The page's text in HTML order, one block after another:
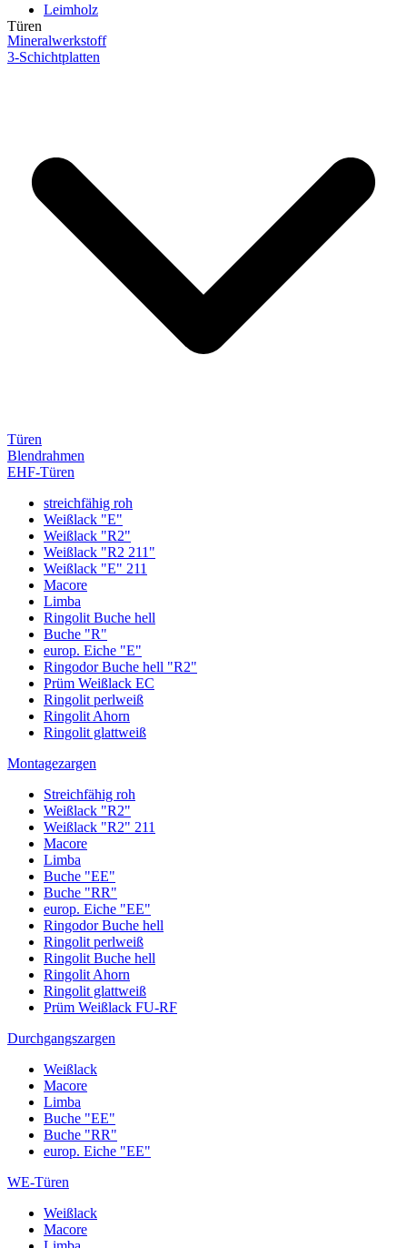
Leimholz
Mineralwerkstoff
3-Schichtplatten
Türen
Türen
Blendrahmen
EHF-Türen
streichfähig roh
Weißlack "E"
Weißlack "R2"
Weißlack "R2 211"
Weißlack "E" 211
Macore
Limba
Ringolit Buche hell
Buche "R"
europ. Eiche "E"
Ringodor Buche hell "R2"
Prüm Weißlack EC
Ringolit perlweiß
Ringolit Ahorn
Ringolit glattweiß
Montagezargen
Streichfähig roh
Weißlack "R2"
Weißlack "R2" 211
Macore
Limba
Buche "EE"
Buche "RR"
europ. Eiche "EE"
Ringodor Buche hell
Ringolit perlweiß
Ringolit Buche hell
Ringolit Ahorn
Ringolit glattweiß
Prüm Weißlack FU-RF
Durchgangszargen
Weißlack
Macore
Limba
Buche "EE"
Buche "RR"
europ. Eiche "EE"
WE-Türen
Weißlack
Macore